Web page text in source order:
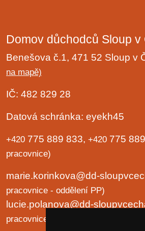
Domov důchodců Sloup v
Benešova č.1, 471 52 Sloup v
na mapě)
IČ: 482 829 28
Datová schránka: eyekh45
+420 775 889 833, +420 775
pracovnice)
marie.korinkova@dd-
pracovnice - oddělení PP)
lucie.polanova@dd-
pracovnice - oddělení B a LP)